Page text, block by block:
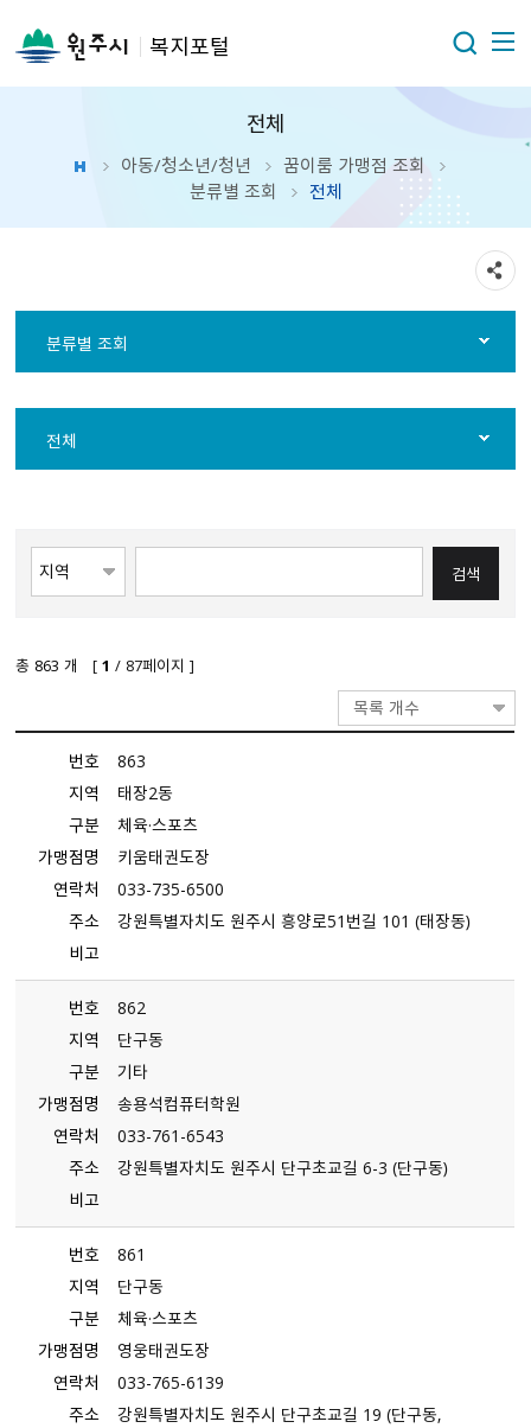
복지포털
전체
아동/청소년/청년
꿈이룸 가맹점 조회
분류별 조회
전체
분류별 조회
전체
총 863 개 [1 / 87페이지 ]
목록 개수
번호
863
지역
태장2동
구분
체육·스포츠
가맹점명
키움태권도장
연락처
033-735-6500
주소
강원특별자치도 원주시 흥양로51번길 101 （태장동）
비고
번호
862
지역
단구동
구분
기타
가맹점명
송용석컴퓨터학원
연락처
033-761-6543
주소
강원특별자치도 원주시 단구초교길 6-3 （단구동）
비고
번호
861
지역
단구동
구분
체육·스포츠
가맹점명
영웅태권도장
연락처
033-765-6139
주소
강원특별자치도 원주시 단구초교길 19 （단구동,